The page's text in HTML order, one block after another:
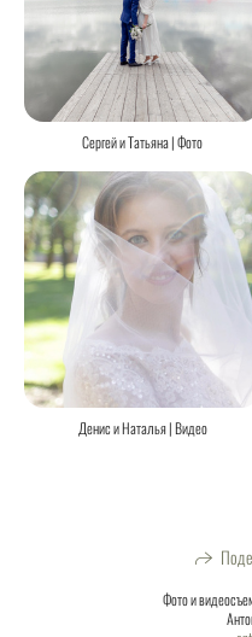
Сергей и Татьяна | Фото
Денис и Наталья | Видео
Фото и